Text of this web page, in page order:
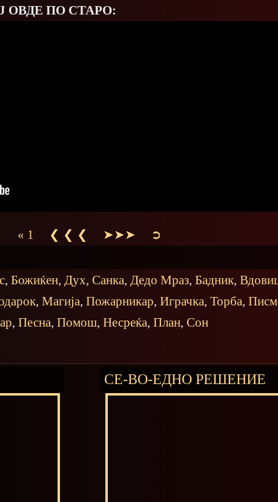
ОВДЕ ПО СТАРО:
« 1 ❮ ❮ ❮ ➤➤➤
➲
, Божиќен, Дух, Санка, Дедо Мраз, Бадник,
, Магија, Пожарникар, Играчка, Торба,
, Песна, Помош, Несреќа, План, Сон
СЕ-ВО-ЕДНО РЕШЕНИЕ